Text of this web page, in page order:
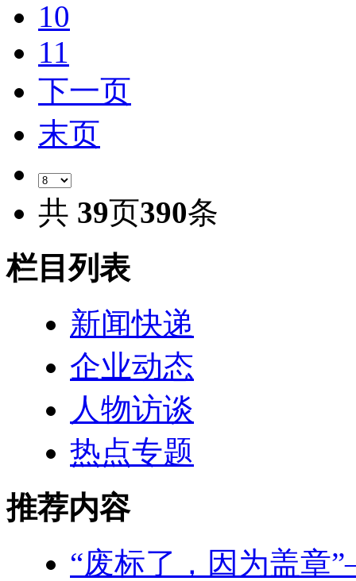
10
11
下一页
末页
共 39页390条
栏目列表
新闻快递
企业动态
人物访谈
热点专题
推荐内容
“废标了，因为盖